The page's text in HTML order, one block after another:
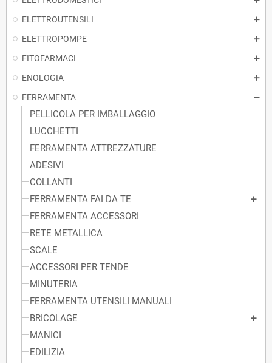
ELETTROUTENSILI
ELETTROPOMPE
FITOFARMACI
ENOLOGIA
FERRAMENTA
PELLICOLA PER IMBALLAGGIO
LUCCHETTI
FERRAMENTA ATTREZZATURE
ADESIVI
COLLANTI
FERRAMENTA FAI DA TE
FERRAMENTA ACCESSORI
RETE METALLICA
SCALE
ACCESSORI PER TENDE
MINUTERIA
FERRAMENTA UTENSILI MANUALI
BRICOLAGE
MANICI
EDILIZIA